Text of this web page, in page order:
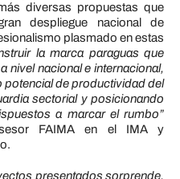
diversas propuestas que
despliegue nacional de
plasmado en estas
la marca paraguas que
nivel nacional e internacional,
potencial de productividad del
sectorial y posicionando
a marcar el rumbo”
FAIMA en el IMA y
presentados sorprende,